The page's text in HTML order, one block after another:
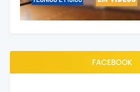
FACEBOOK